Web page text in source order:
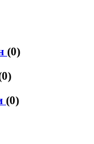
(0)
(0)